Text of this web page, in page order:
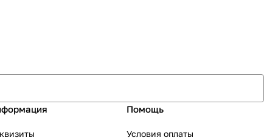
Помощь
Условия оплаты